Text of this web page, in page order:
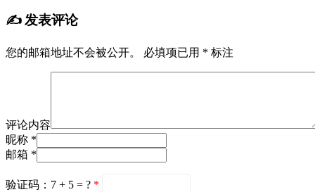
✍️ 发表评论
您的邮箱地址不会被公开。 必填项已用 * 标注
评论内容
昵称 *
邮箱 *
验证码：7 + 5 = ? *